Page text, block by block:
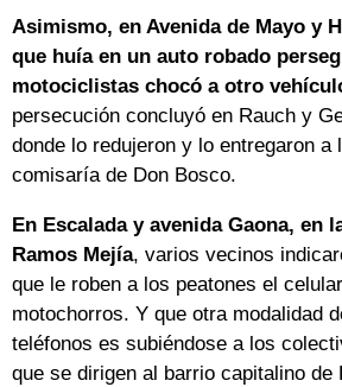
Asimismo, en Avenida de Mayo y
que huía en un auto robado
motociclistas chocó a otro
persecución concluyó en Rauch y
donde lo redujeron y lo entregaron a
comisaría de Don Bosco.
En Escalada y avenida Gaona, en
Ramos Mejía, varios vecinos
que le roben a los peatones el
motochorros. Y que otra modalidad
teléfonos es subiéndose a los
que se dirigen al barrio capitalino de